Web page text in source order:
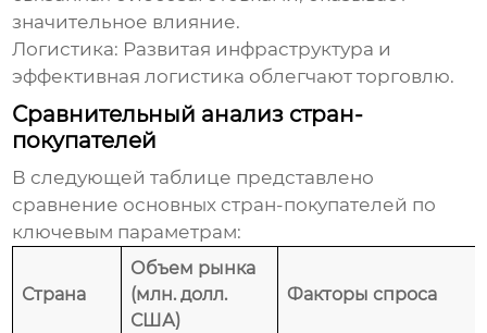
значительное влияние.
Логистика: Развитая инфраструктура и
эффективная логистика облегчают торговлю.
Сравнительный анализ стран-
покупателей
В следующей таблице представлено
сравнение основных стран-покупателей по
ключевым параметрам:
Страна
Объем рынка
(млн. долл.
США)
Факторы спроса